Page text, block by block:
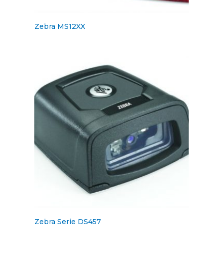
Zebra MS12XX
Zebra Serie DS457